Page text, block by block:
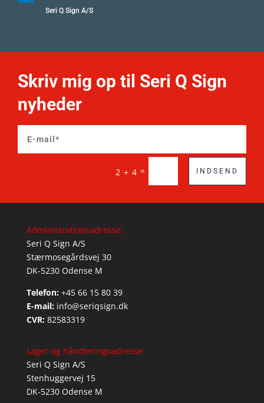
Seri Q Sign A/S
Skriv mig op til Seri Q Sign
nyheder
2 + 4 = INDSEND
Administrationsadresse:
Seri Q Sign A/S
Stærmosegårdsvej 30
DK-5230 Odense M
Telefon: +45 66 15 80 39
E-mail: info@seriqsign.dk
CVR: 82583319
Lager-og håndteringsadresse:
Seri Q Sign A/S
Stenhuggervej 15
DK-5230 Odense M